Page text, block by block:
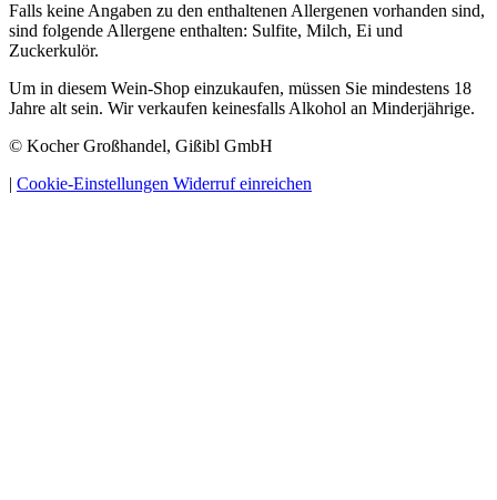
Falls keine Angaben zu den enthaltenen Allergenen vorhanden sind,
sind folgende Allergene enthalten: Sulfite, Milch, Ei und
Zuckerkulör.
Um in diesem Wein-Shop einzukaufen, müssen Sie mindestens 18
Jahre alt sein. Wir verkaufen keinesfalls Alkohol an Minderjährige.
© Kocher Großhandel, Gißibl GmbH
| Cookie-Einstellungen Widerruf einreichen